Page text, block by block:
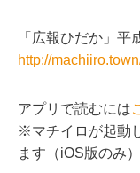
「広報ひだか」平
http://
アプリで読むには
※マチイロが起動
ます（iOS版のみ）